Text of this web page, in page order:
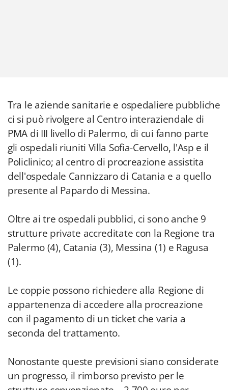
Tra le aziende sanitarie e ospedaliere pubbliche
ci si può rivolgere al Centro interaziendale di
PMA di III livello di Palermo, di cui fanno parte
gli ospedali riuniti Villa Sofia-Cervello, l'Asp e il
Policlinico; al centro di procreazione assistita
dell'ospedale Cannizzaro di Catania e a quello
presente al Papardo di Messina.
Oltre ai tre ospedali pubblici, ci sono anche 9
strutture private accreditate con la Regione tra
Palermo (4), Catania (3), Messina (1) e Ragusa
(1).
Le coppie possono richiedere alla Regione di
appartenenza di accedere alla procreazione
con il pagamento di un ticket che varia a
seconda del trattamento.
Nonostante queste previsioni siano considerate
un progresso, il rimborso previsto per le